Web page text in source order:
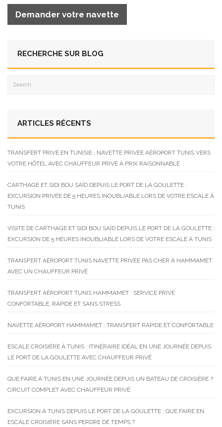
Demander votre navette
RECHERCHE SUR BLOG
ARTICLES RÉCENTS
TRANSFERT PRIVÉ EN TUNISIE : NAVETTE PRIVÉE AÉROPORT TUNIS VERS
VOTRE HÔTEL AVEC CHAUFFEUR PRIVÉ À PRIX RAISONNABLE
CARTHAGE ET SIDI BOU SAÏD DEPUIS LE PORT DE LA GOULETTE :
EXCURSION PRIVÉE DE 5 HEURES INOUBLIABLE LORS DE VOTRE ESCALE À
TUNIS
VISITE DE CARTHAGE ET SIDI BOU SAÏD DEPUIS LE PORT DE LA GOULETTE :
EXCURSION DE 5 HEURES INOUBLIABLE LORS DE VOTRE ESCALE À TUNIS
TRANSFERT AÉROPORT TUNIS NAVETTE PRIVÉE PAS CHER A HAMMAMET
AVEC UN CHAUFFEUR PRIVÉ
TRANSFERT AÉROPORT TUNIS HAMMAMET : SERVICE PRIVÉ
CONFORTABLE, RAPIDE ET SANS STRESS
NAVETTE AÉROPORT HAMMAMET : TRANSFERT RAPIDE ET CONFORTABLE
ESCALE CROISIÈRE À TUNIS : ITINÉRAIRE IDÉAL EN UNE JOURNÉE DEPUIS
LE PORT DE LA GOULETTE AVEC CHAUFFEUR PRIVÉ
QUE FAIRE À TUNIS EN UNE JOURNÉE DEPUIS UN BATEAU DE CROISIÈRE ?
CIRCUIT COMPLET AVEC CHAUFFEUR PRIVÉ
EXCURSION À TUNIS DEPUIS LE PORT DE LA GOULETTE : QUE FAIRE EN
ESCALE CROISIÈRE SANS PERDRE DE TEMPS ?